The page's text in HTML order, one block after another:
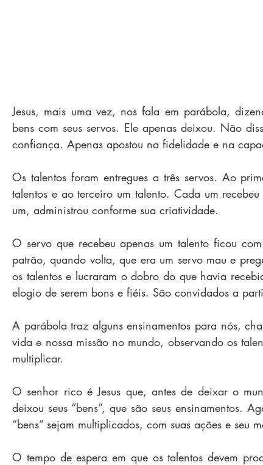
Jesus, mais uma vez, nos fala em parábola,
bens com seus servos. Ele apenas deixou. Não
confiança. Apenas apostou na fidelidade e na
Os talentos foram entregues a três servos. Ao
talentos e ao terceiro um talento. Cada um
um, administrou conforme sua criatividade.
O servo que recebeu apenas um talento ficou
patrão, quando volta, que era um servo mau e
os talentos e lucraram o dobro do que havia
elogio de serem bons e fiéis. São convidados a
A parábola traz alguns ensinamentos para nós,
vida e nossa missão no mundo, observando os
multiplicar.
O senhor rico é Jesus que, antes de deixar o
deixou seus “bens”, que são seus ensinamentos.
“bens” sejam multiplicados, com suas ações e seu
O tempo de espera em que os talentos devem